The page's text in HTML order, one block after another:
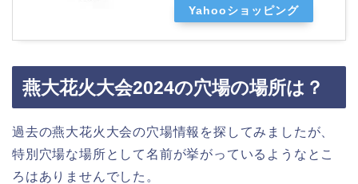
Yahooショッピング
燕大花火大会2024の穴場の場所は？
過去の燕大花火大会の穴場情報を探してみましたが、
特別穴場な場所として名前が挙がっているようなとこ
ろはありませんでした。